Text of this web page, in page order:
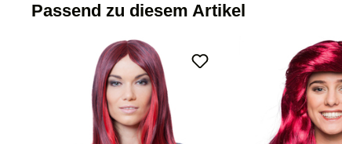
Passend zu diesem Artikel